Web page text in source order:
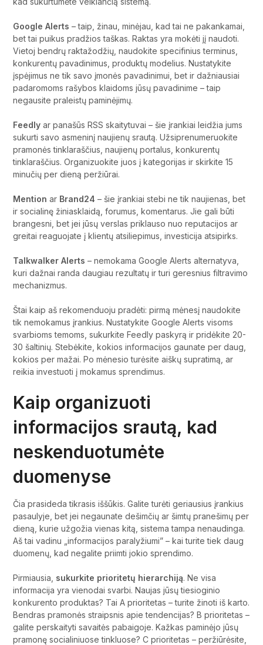
Google Alerts – taip, žinau, minėjau, kad tai ne pakankamai,
bet tai puikus pradžios taškas. Raktas yra mokėti jį naudoti.
Vietoj bendrų raktažodžių, naudokite specifinius terminus,
konkurentų pavadinimus, produktų modelius. Nustatykite
įspėjimus ne tik savo įmonės pavadinimui, bet ir dažniausiai
padaromoms rašybos klaidoms jūsų pavadinime – taip
negausite praleistų paminėjimų.
Feedly ar panašūs RSS skaitytuvai – šie įrankiai leidžia jums
sukurti savo asmeninį naujienų srautą. Užsiprenumeruokite
pramonės tinklaraščius, naujienų portalus, konkurentų
tinklaraščius. Organizuokite juos į kategorijas ir skirkite 15
minučių per dieną peržiūrai.
Mention ar Brand24 – šie įrankiai stebi ne tik naujienas, bet
ir socialinę žiniasklaidą, forumus, komentarus. Jie gali būti
brangesni, bet jei jūsų verslas priklauso nuo reputacijos ar
greitai reaguojate į klientų atsiliepimus, investicija atsipirks.
Talkwalker Alerts – nemokama Google Alerts alternatyva,
kuri dažnai randa daugiau rezultatų ir turi geresnius filtravimo
mechanizmus.
Štai kaip aš rekomenduoju pradėti: pirmą mėnesį naudokite
tik nemokamus įrankius. Nustatykite Google Alerts visoms
svarbioms temoms, sukurkite Feedly paskyrą ir pridėkite 20-
30 šaltinių. Stebėkite, kokios informacijos gaunate per daug,
kokios per mažai. Po mėnesio turėsite aiškų supratimą, ar
reikia investuoti į mokamus sprendimus.
Kaip organizuoti
informacijos srautą, kad
neskenduotumėte
duomenyse
Čia prasideda tikrasis iššūkis. Galite turėti geriausius įrankius
pasaulyje, bet jei negaunate dešimčių ar šimtų pranešimų per
dieną, kurie užgožia vienas kitą, sistema tampa nenaudinga.
Aš tai vadinu „informacijos paralyžiumi” – kai turite tiek daug
duomenų, kad negalite priimti jokio sprendimo.
Pirmiausia, sukurkite prioritetų hierarchiją. Ne visa
informacija yra vienodai svarbi. Naujas jūsų tiesioginio
konkurento produktas? Tai A prioritetas – turite žinoti iš karto.
Bendras pramonės straipsnis apie tendencijas? B prioritetas –
galite perskaityti savaitės pabaigoje. Kažkas paminėjo jūsų
pramonę socialiniuose tinkluose? C prioritetas – peržiūrėsite,